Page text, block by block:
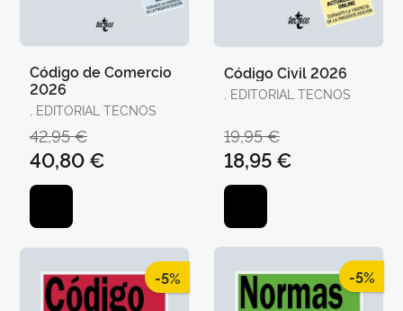
Código de Comercio
2026
, EDITORIAL TECNOS
42,95 €
40,80 €
Código Civil 2026
, EDITORIAL TECNOS
19,95 €
18,95 €
-5% -5%